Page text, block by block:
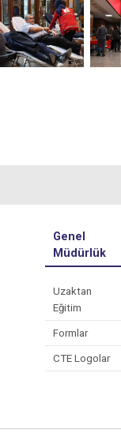
Genel
Müdürlük
Uzaktan
Eğitim
Formlar
CTE Logolar